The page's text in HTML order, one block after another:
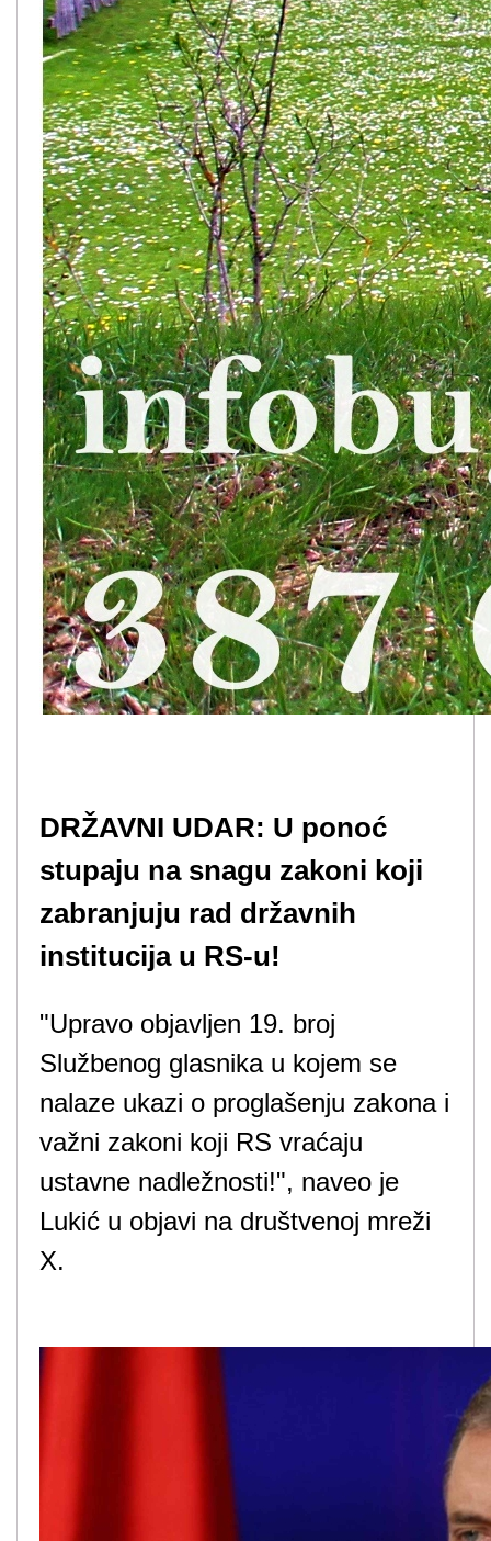
DRŽAVNI UDAR: U ponoć
stupaju na snagu zakoni koji
zabranjuju rad državnih
institucija u RS-u!
"Upravo objavljen 19. broj
Službenog glasnika u kojem se
nalaze ukazi o proglašenju zakona i
važni zakoni koji RS vraćaju
ustavne nadležnosti!", naveo je
Lukić u objavi na društvenoj mreži
X.